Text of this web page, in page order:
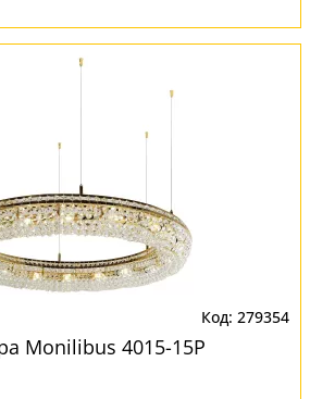
279354
Monilibus 4015-15P